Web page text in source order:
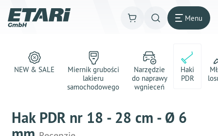
Menu
NEW & SALE
Miernik grubości
lakieru
samochodowego
Narzędzie
do naprawy
wgnieceń
Haki
PDR
Hak PDR nr 18 - 28 cm - Ø 6